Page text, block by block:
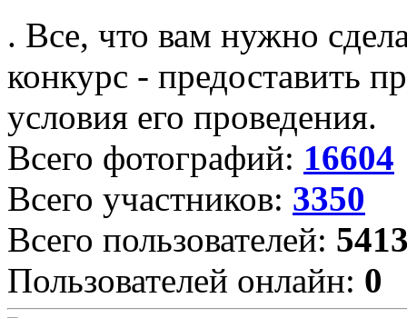
. Все, что вам нужно
конкурс - предоставить
условия его проведения.
Всего фотографий: 16604
Всего участников: 3350
Всего пользователей:
Пользователей онлайн: 0